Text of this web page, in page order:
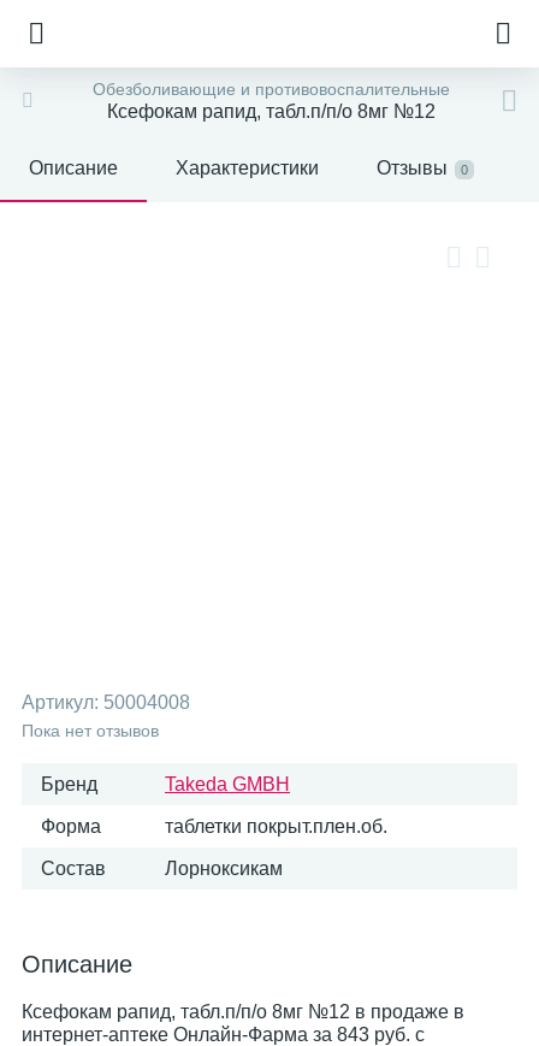
Обезболивающие и противовоспалительные
Ксефокам рапид, табл.п/п/о 8мг №12
Описание Характеристики Отзывы 0
Артикул: 50004008
Пока нет отзывов
Бренд Takeda GMBH
Форма таблетки покрыт.плен.об.
Состав Лорноксикам
Описание
Ксефокам рапид, табл.п/п/о 8мг №12 в продаже в
интернет-аптеке Онлайн-Фарма за 843 руб. с